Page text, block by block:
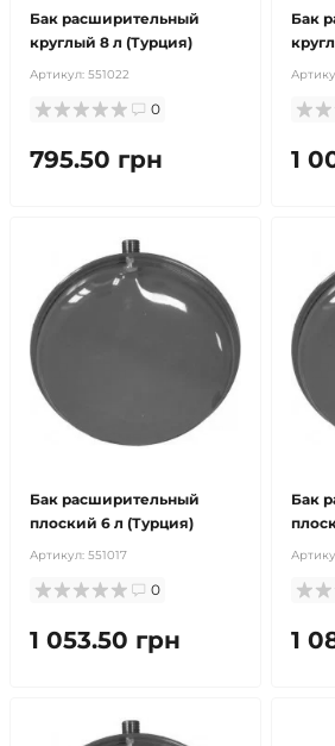
Бак расширительный
круглый 8 л (Турция)
Артикул: 551022
0
795.50 грн
Бак
1
Бак расширительный
плоский 6 л (Турция)
Артикул: 551017
0
1 053.50 грн
Бак
1